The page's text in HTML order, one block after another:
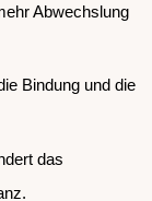
Abwechslung
Bindung und die
das